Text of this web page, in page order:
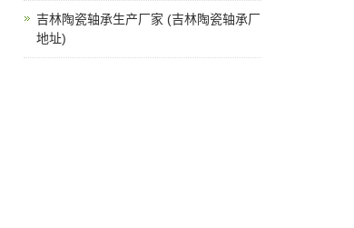
吉林陶瓷轴承生产厂家 (吉林陶瓷轴承厂
地址)